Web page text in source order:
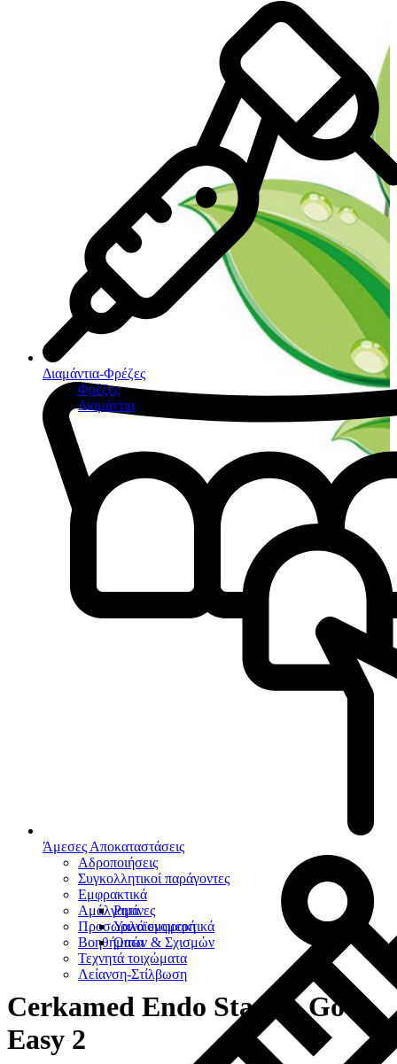
Διαμάντια-Φρέζες
Φρέζες
Διαμάντια
Άμεσες Αποκαταστάσεις
Αδροποιήσεις
Συγκολλητικοί παράγοντες
Εμφρακτικά
Ρητίνες
Υαλοϊονομερή
Οπών & Σχισμών
Αμάλγαμα
Προσωρινά εμφρακτικά
Βοηθήματα
Τεχνητά τοιχώματα
Λείανση-Στίλβωση
Cerkamed Endo Station Go
Easy 2